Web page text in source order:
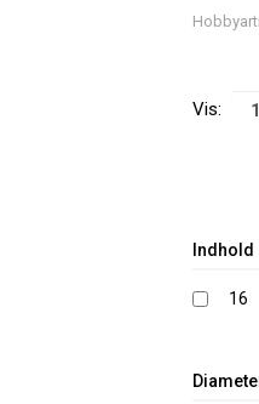
Vis:
Indhold
16